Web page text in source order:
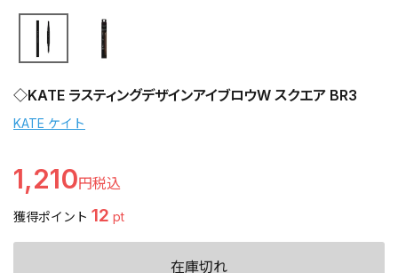
◇KATE ラスティングデザインアイブロウW スクエア BR3
KATE ケイト
1,210
獲得ポイント 12 pt
在庫切れ